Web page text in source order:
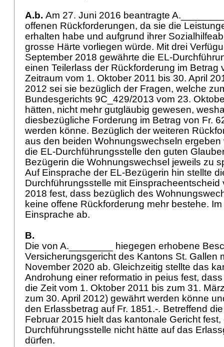
A.b. Am 27. Juni 2016 beantragte
offenen Rückforderungen, da sie die
erhalten habe und aufgrund ihrer
grosse Härte vorliegen würde. Mit drei
September 2018 gewährte die EL-
einen Teilerlass der Rückforderung im Betrag
Zeitraum vom 1. Oktober 2011 bis 30. April
2012 sei sie bezüglich der Fragen, welche
Bundesgerichts 9C_429/2013 vom 23.
hätten, nicht mehr gutgläubig gewesen,
diesbezügliche Forderung im Betrag von Fr.
werden könne. Bezüglich der weiteren
aus den beiden Wohnungswechseln ergeben
die EL-Durchführungsstelle den guten
Bezügerin die Wohnungswechsel jeweils zu
Auf Einsprache der EL-Bezügerin hin stellte
Durchführungsstelle mit Einspracheentscheid
2018 fest, dass bezüglich des
keine offene Rückforderung mehr bestehe.
Einsprache ab.
B.
Die von A.________ hiegegen erhobene
Versicherungsgericht des Kantons St. Gallen
November 2020 ab. Gleichzeitig stellte das
Androhung einer reformatio in peius fest,
die Zeit vom 1. Oktober 2011 bis zum 31.
zum 30. April 2012) gewährt werden könne
den Erlassbetrag auf Fr. 1851.-. Betreffend
Februar 2015 hielt das kantonale Gericht fest,
Durchführungsstelle nicht hätte auf das
dürfen.